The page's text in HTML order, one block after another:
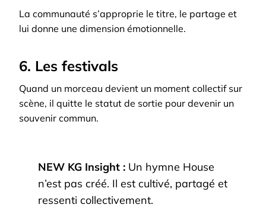
La communauté s’approprie le titre, le partage et
lui donne une dimension émotionnelle.
6. Les festivals
Quand un morceau devient un moment collectif sur
scène, il quitte le statut de sortie pour devenir un
souvenir commun.
NEW KG Insight : Un hymne House
n’est pas créé. Il est cultivé, partagé et
ressenti collectivement.